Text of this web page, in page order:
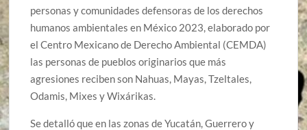
personas y comunidades defensoras de los derechos
humanos ambientales en México 2023, elaborado por
el Centro Mexicano de Derecho Ambiental (CEMDA)
las personas de pueblos originarios que más
agresiones reciben son Nahuas, Mayas, Tzeltales,
Odamis, Mixes y Wixárikas.
Se detalló que en las zonas de Yucatán, Guerrero y